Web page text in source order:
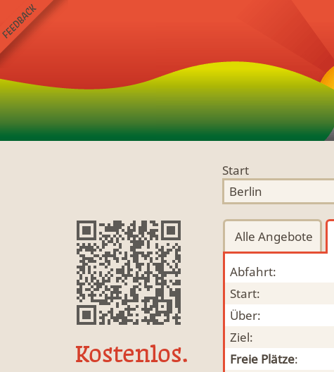
Start
Kostenlos.
Alle Angebote
Abfahrt:
Start:
Über:
Ziel:
Freie Plätze: